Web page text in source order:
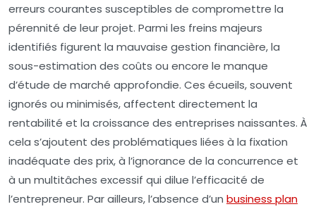
erreurs courantes susceptibles de compromettre la
pérennité de leur projet. Parmi les freins majeurs
identifiés figurent la mauvaise gestion financière, la
sous-estimation des coûts ou encore le manque
d’étude de marché approfondie. Ces écueils, souvent
ignorés ou minimisés, affectent directement la
rentabilité et la croissance des entreprises naissantes. À
cela s’ajoutent des problématiques liées à la fixation
inadéquate des prix, à l’ignorance de la concurrence et
à un multitâches excessif qui dilue l’efficacité de
l’entrepreneur. Par ailleurs, l’absence d’un business plan